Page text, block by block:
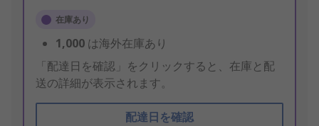
在庫あり
1,000 は海外在庫あり
「配達日を確認」をクリックすると、在庫と配
送の詳細が表示されます。
配達日を確認